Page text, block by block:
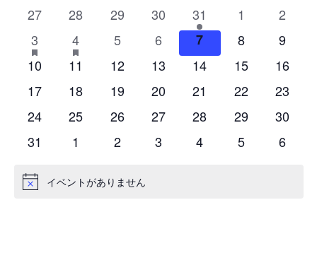
ン
ト
ベ
ン
ト
の
カ
レ
ダ
0
イ
ベ
ン
ト
27
0
イ
ベ
ン
ト
28
0
イ
ベ
ン
ト
29
0
イ
ベ
ン
ト
30
1
イ
ベ
ン
ト
31
0
イ
ベ
ン
ト
1
0
イ
ベ
ン
ト
2
1
イ
ベ
ン
ト
3
h
a
s
e
t
u
r
d
イ
1
イ
ベ
ン
ト
4
h
a
s
e
t
u
r
d
0
イ
ベ
ン
ト
5
0
イ
ベ
ン
ト
6
0
イ
ベ
ン
ト
7
0
イ
ベ
ン
ト
8
0
イ
ベ
ン
ト
9
0
イ
ベ
ン
ト
10
0
イ
ベ
ン
ト
11
0
イ
ベ
ン
ト
12
0
イ
ベ
ン
ト
13
0
イ
ベ
ン
ト
14
0
イ
ベ
ン
ト
15
0
イ
ベ
ン
ト
16
0
イ
ベ
ン
17
0
イ
ベ
ン
18
0
イ
ベ
ン
19
0
イ
ベ
ン
20
0
イ
ベ
ン
21
0
イ
ベ
ン
22
0
イ
ベ
ン
23
0
イ
ベ
ン
ト
24
0
イ
ベ
ト
25
0
イ
ベ
ト
26
0
イ
ベ
27
0
イ
ベ
28
0
イ
ベ
29
0
イ
ベ
30
0
ベ
31
0
ベ
1
0
ベ
2
0
3
0
4
0
5
0
6
N
イベントがありません